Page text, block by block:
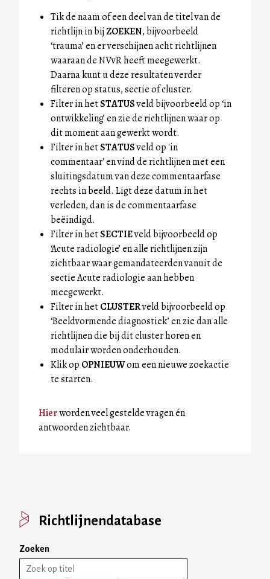
Tik de naam of een deel van de titel van de
richtlijn in bijZOEKEN, bijvoorbeeld
‘trauma’ en er verschijnen acht richtlijnen
waaraan de NVvR heeft meegewerkt.
Daarna kunt u deze resultaten verder
filteren op status, sectie of cluster.
Filter in hetSTATUSveld bijvoorbeeld op ‘in
ontwikkeling’ en zie de richtlijnen waar op
dit moment aan gewerkt wordt.
Filter in hetSTATUSveld op 'in
commentaar' en vind de richtlijnen met een
sluitingsdatum van deze commentaarfase
rechts in beeld. Ligt deze datum in het
verleden, dan is de commentaarfase
beëindigd.
Filter in hetSECTIEveld bijvoorbeeld op
‘Acute radiologie’ en alle richtlijnen zijn
zichtbaar waar gemandateerden vanuit de
sectie Acute radiologie aan hebben
meegewerkt.
Filter in hetCLUSTERveld bijvoorbeeld op
‘Beeldvormende diagnostiek’ en zie dan alle
richtlijnen die bij dit cluster horen en
modulair worden onderhouden.
Klik op OPNIEUWom een nieuwe zoekactie
te starten.
Hierworden veel gestelde vragen én
antwoorden zichtbaar.
Richtlijnendatabase
Zoeken